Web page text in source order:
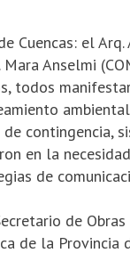
Cuencas: el Arq.
Anselmi
todos
de contin­gencia,
en la
de
de
de la Provincia